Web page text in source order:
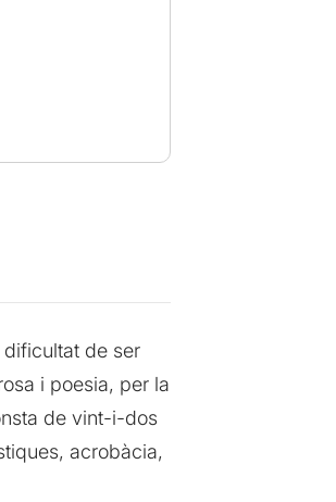
de ser
i poesia, per la
de vint-i-dos
acrobàcia,